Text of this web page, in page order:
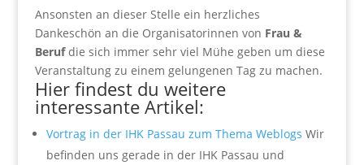
Ansonsten an dieser Stelle ein herzliches
Dankeschön an die Organisatorinnen von Frau &
Berufdie sich immer sehr viel Mühe geben um diese
Veranstaltung zu einem gelungenen Tag zu machen.
Hier findest du weitere
interessante Artikel:
Vortrag in der IHK Passau zum Thema Weblogs Wir
befinden uns gerade in der IHK Passau und